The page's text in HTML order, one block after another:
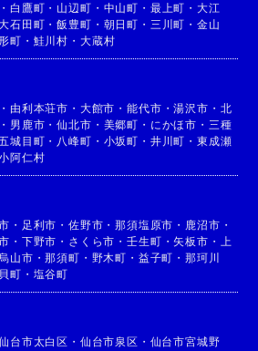
・ 白鷹町 ・ 山辺町 ・ 中山町 ・ 最上町 ・ 大江
石田町 ・飯豊町 ・ 朝日町 ・ 三川町 ・ 金山
町 ・ 鮭川村 ・ 大蔵村
・ 由利本荘市 ・ 大館市 ・能代市 ・湯沢市 ・ 北
・ 男鹿市 ・仙北市 ・ 美郷町 ・ にかほ市 ・ 三種
城目町 ・ 八峰町 ・ 小坂町 ・ 井川町 ・ 東成瀬
小阿仁村
・ 足利市 ・佐野市 ・那須塩原市 ・ 鹿沼市 ・
・ 下野市 ・ さくら市 ・壬生町 ・矢板市 ・
上
山市 ・那須町 ・ 野木町 ・ 益子町 ・那珂川
町 ・ 塩谷町
台市太白区 ・ 仙台市泉区 ・ 仙台市宮城野